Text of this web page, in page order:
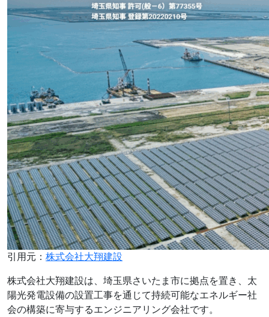
引用元： 株式会社大翔建設
株式会社大翔建設は、埼玉県さいたま市に拠点を置き、太
陽光発電設備の設置工事を通じて持続可能なエネルギー社
会の構築に寄与するエンジニアリング会社です。